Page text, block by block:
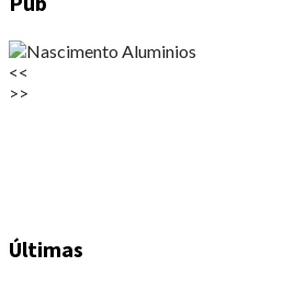
<<
>>
Últimas